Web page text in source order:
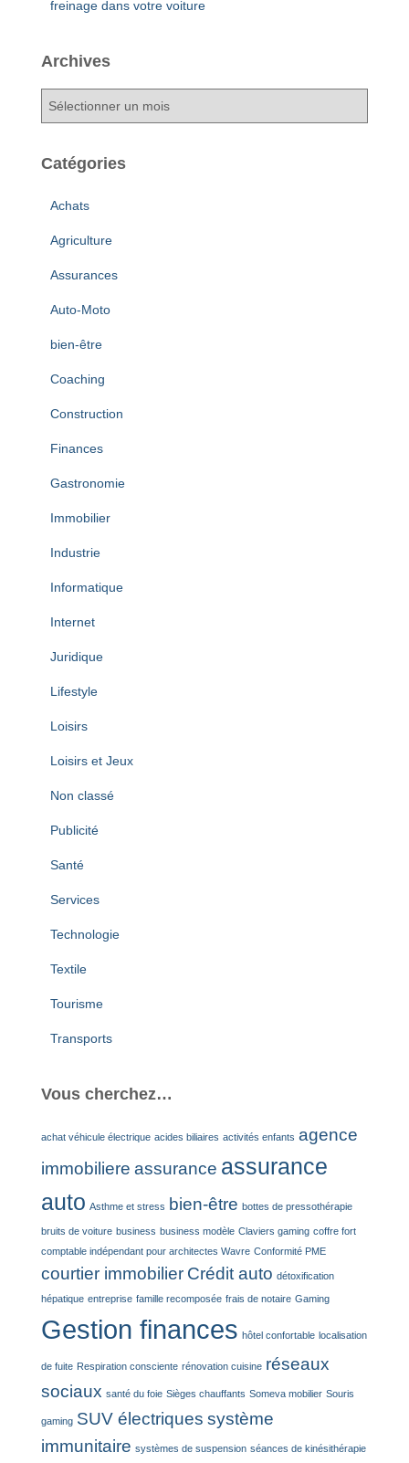
freinage dans votre voiture
Archives
h
Catégories
Achats
Agriculture
Assurances
Auto-Moto
bien-être
Coaching
Construction
Finances
Gastronomie
Immobilier
Industrie
Informatique
Internet
Juridique
Lifestyle
Loisirs
Loisirs et Jeux
Non classé
Publicité
Santé
Services
Technologie
Textile
Tourisme
Transports
Vous cherchez…
achat véhicule électrique acides biliaires activités enfants agence
immobiliere assurance assurance
auto Asthme et stress bien-être bottes de pressothérapie
bruits de voiture business business modèle Claviers gaming coffre fort
comptable indépendant pour architectes Wavre Conformité PME
courtier immobilier Crédit auto détoxification
hépatique entreprise famille recomposée frais de notaire Gaming
Gestion finances hôtel confortable localisation
de fuite Respiration consciente rénovation cuisine réseaux
sociaux santé du foie Sièges chauffants Someva mobilier Souris
gaming SUV électriques système
immunitaire systèmes de suspension séances de kinésithérapie